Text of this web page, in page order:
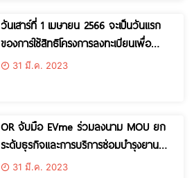
วันเสาร์ที่ 1 เมษายน 2566 จะเป็นวันแรก
ของการใช้สิทธิโครงการลงทะเบียนเพื่อ
สวัสดิการแห่งรัฐ ปี 2565
31 มี.ค. 2023
OR จับมือ EVme ร่วมลงนาม MOU ยก
ระดับธุรกิจและการบริการซ่อมบำรุงยาน
ยนต์ไฟฟ้า ผ่านศูนย์บริการยานยนต์ FIT
31 มี.ค. 2023